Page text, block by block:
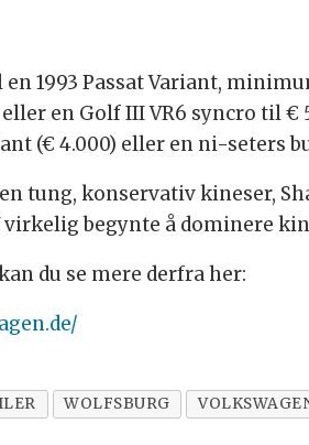
1993 Passat Variant,
en Golf III VR6 syncro til
(€ 4.000) eller en ni-seters
tung, konservativ kineser,
virkelig begynte å dominere
du se mere derfra her:
WOLFSBURG